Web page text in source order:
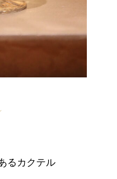
るカクテル